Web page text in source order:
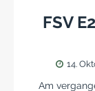
FSV
14.
Am